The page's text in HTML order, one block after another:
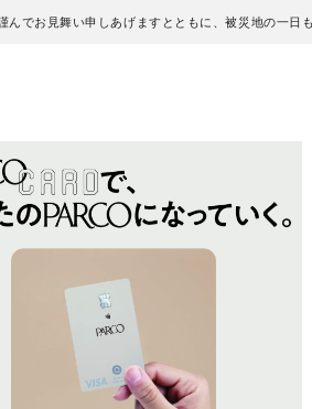
んでお見舞い申しあげますとともに、被災地の一日